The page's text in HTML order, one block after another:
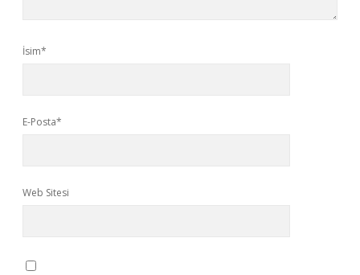
İsim*
E-Posta*
Web Sitesi